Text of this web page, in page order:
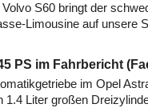
S60 bringt der
Limousine auf unsere
PS im Fahrbericht
im Opel
1.4 Liter großen